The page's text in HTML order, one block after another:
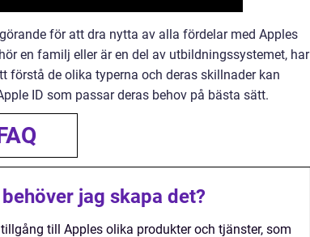
för att dra nytta av alla fördelar med Apples
en familj eller är en del av utbildningssystemet, har
förstå de olika typerna och deras skillnader kan
ID som passar deras behov på bästa sätt.
jag skapa det?
till Apples olika produkter och tjänster, som